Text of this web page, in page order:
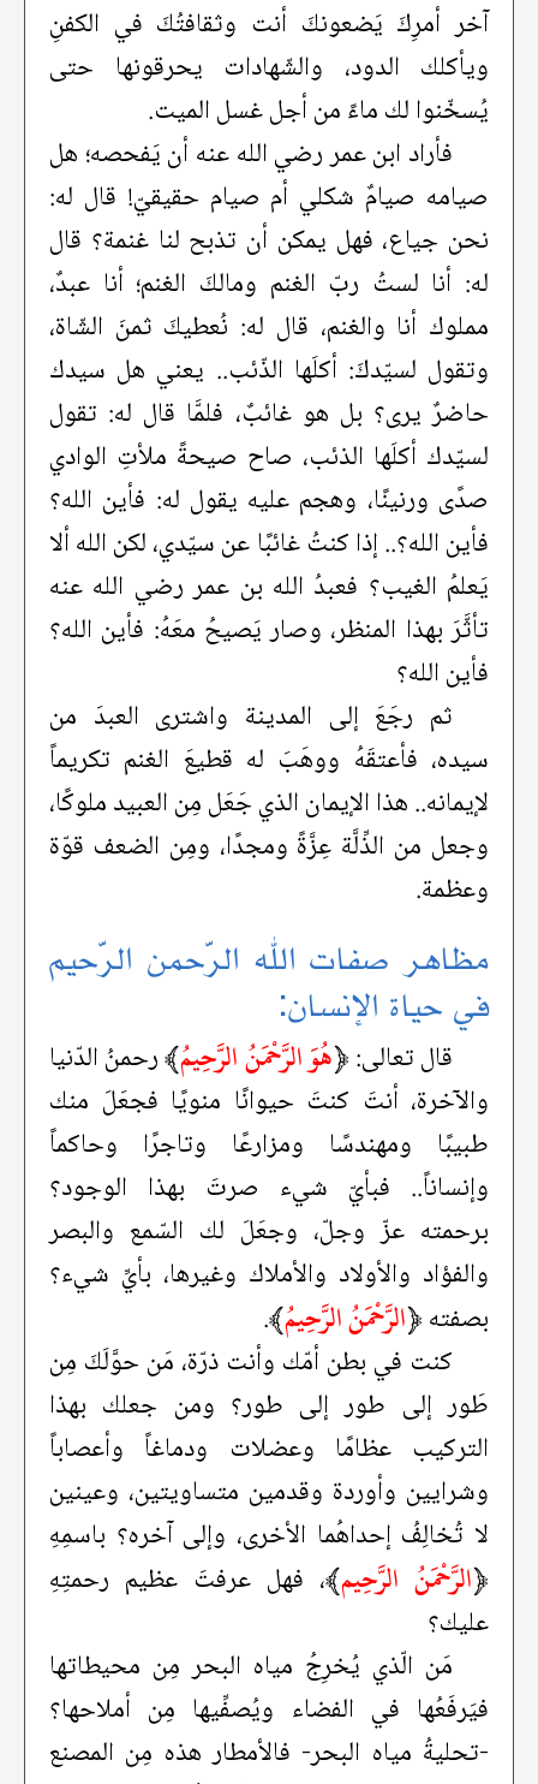
آخر أمرِكَ يَضعونكَ أنت وثقافتُكَ في الكفنِ
ويأكلك الدود، والشّهادات يحرقونها حتى
يُسخّنوا لك ماءً من أجل غسل الميت.
فأراد ابن عمر رضي الله عنه أن يَفحصه؛ هل
صيامه صيامٌ شكلي أم صيام حقيقيّ! قال له:
نحن جياع، فهل يمكن أن تذبح لنا غنمة؟ قال
له: أنا لستُ ربّ الغنم ومالكَ الغنم؛ أنا عبدٌ،
مملوك أنا والغنم، قال له: نُعطيكَ ثمنَ الشّاة،
وتقول لسيّدكَ: أكلَها الذّئب.. يعني هل سيدك
حاضرٌ يرى؟ بل هو غائبٌ، فلمَّا قال له: تقول
لسيّدك أكلَها الذئب، صاح صيحةً ملأتِ الوادي
صدًى ورنينًا، وهجم عليه يقول له: فأين الله؟
فأين الله؟.. إذا كنتُ غائبًا عن سيّدي، لكن الله ألا
يَعلمُ الغيب؟ فعبدُ الله بن عمر رضي الله عنه
تأثَّرَ بهذا المنظر، وصار يَصيحُ معَهُ: فأين الله؟
فأين الله؟
ثم رجَعَ إلى المدينة واشترى العبدَ من
سيده، فأعتقَهُ ووهَبَ له قطيعَ الغنم تكريماً
لإيمانه.. هذا الإيمان الذي جَعَل مِن العبيد ملوكًا،
وجعل من الذِّلَّة عِزَّةً ومجدًا، ومِن الضعف قوّة
وعظمة.
مظاهر صفات الله الرّحمن الرّحيم
في حياة الإنسان:
قال تعالى:﴿هُوَ الرَّحْمَنُ الرَّحِيمُ﴾رحمنُ الدّنيا
والآخرة، أنتَ كنتَ حيوانًا منويًا فجعَلَ منك
طبيبًا ومهندسًا ومزارعًا وتاجرًا وحاكماً
وإنساناً.. فبأيّ شيء صرتَ بهذا الوجود؟
برحمته عزّ وجلّ، وجعَلَ لك السّمع والبصر
والفؤاد والأولاد والأملاك وغيرها، بأيِّ شيء؟
بصفته﴿الرَّحْمَنُ الرَّحِيمُ﴾.
كنت في بطن أمّك وأنت ذرّة، مَن حوَّلَكَ مِن
طَور إلى طور إلى طور؟ ومن جعلك بهذا
التركيب عظامًا وعضلات ودماغاً وأعصاباً
وشرايين وأوردة وقدمين متساويتين، وعينين
لا تُخالِفُ إحداهُما الأخرى، وإلى آخره؟ باسمِهِ
﴿الرَّحْمَنُ الرَّحِيم﴾، فهل عرفتَ عظيم رحمتِهِ
عليك؟
مَن الّذي يُخرِجُ مياه البحر مِن محيطاتها
فيَرفَعُها في الفضاء ويُصفِّيها مِن أملاحها؟
-تحليةُ مياه البحر- فالأمطار هذه مِن المصنع